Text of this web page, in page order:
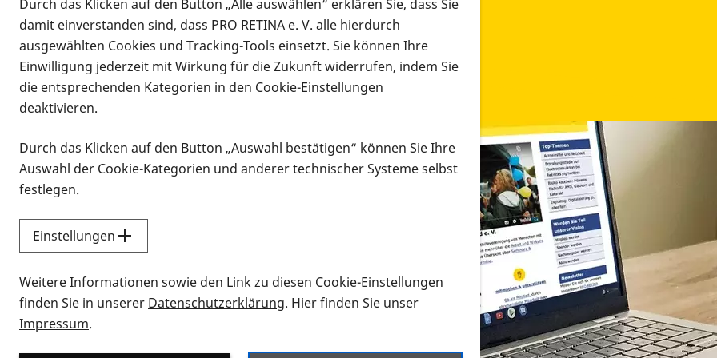
Infomaterial
Infomaterial
Vorlesen
Alle Infomaterialien in verschiedenen Formaten an
Sie möchten wissen, wie Sie nach Infonmaterial suchen und dieses bestellen bzw. herunterladen
Durch das Klicken auf den Button „Alle auswählen“ erklären Sie, dass Sie
damit einverstanden sind, dass PRO RETINA e. V. alle hierdurch
ausgewählten Cookies und Tracking-Tools einsetzt. Sie können Ihre
Einwilligung jederzeit mit Wirkung für die Zukunft widerrufen, indem Sie
die entsprechenden Kategorien in den Cookie-Einstellungen
deaktivieren.
Durch das Klicken auf den Button „Auswahl bestätigen“ können Sie Ihre
Auswahl der Cookie-Kategorien und anderer technischer Systeme selbst
festlegen.
Einstellungen
Weitere Informationen sowie den Link zu diesen Cookie-Einstellungen
finden Sie in unserer Datenschutzerklärung. Hier finden Sie unser
Impressum.